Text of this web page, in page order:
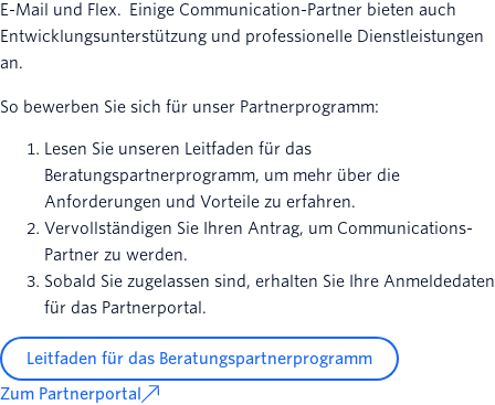
E-Mail und Flex. Einige Communication-Partner bieten auch
Entwicklungsunterstützung und professionelle Dienstleistungen
an.
So bewerben Sie sich für unser Partnerprogramm:
Lesen Sie unseren Leitfaden für das
Beratungspartnerprogramm, um mehr über die
Anforderungen und Vorteile zu erfahren.
Vervollständigen Sie Ihren Antrag, um Communications-
Partner zu werden.
Sobald Sie zugelassen sind, erhalten Sie Ihre Anmeldedaten
für das Partnerportal.
Leitfaden für das Beratungspartnerprogramm
Zum Partnerportal